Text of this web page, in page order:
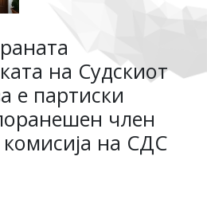
на Судскиот
е партиски
член
на СДС